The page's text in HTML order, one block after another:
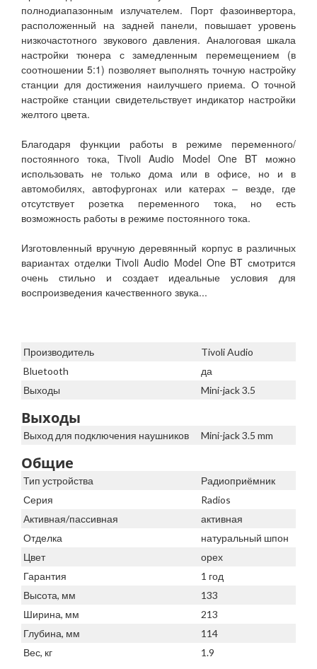
полнодиапазонным излучателем. Порт фазоинвертора,
расположенный на задней панели, повышает уровень
низкочастотного звукового давления. Аналоговая шкала
настройки тюнера с замедленным перемещением (в
соотношении 5:1) позволяет выполнять точную настройку
станции для достижения наилучшего приема. О точной
настройке станции свидетельствует индикатор настройки
желтого цвета.
Благодаря функции работы в режиме переменного/
постоянного тока, Tivoli Audio Model One BT можно
использовать не только дома или в офисе, но и в
автомобилях, автофургонах или катерах – везде, где
отсутствует розетка переменного тока, но есть
возможность работы в режиме постоянного тока.
Изготовленный вручную деревянный корпус в различных
вариантах отделки Tivoli Audio Model One BT смотрится
очень стильно и создает идеальные условия для
воспроизведения качественного звука...
Производитель
Tivoli Audio
Bluetooth
да
Выходы
Mini-jack 3.5
Выходы
Выход для подключения наушников Mini-jack 3.5 mm
Общие
Тип устройства
Радиоприёмник
Серия
Radios
Активная/пассивная
активная
Отделка
натуральный шпон
Цвет
орех
Гарантия
1 год
Высота, мм
133
Ширина, мм
213
Глубина, мм
114
Вес, кг
1.9